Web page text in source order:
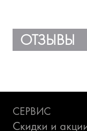
ОТЗЫВЫ
СЕРВИС
Скидки и